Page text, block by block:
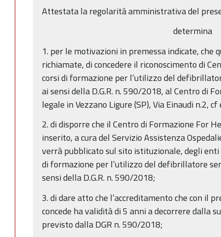
Attestata la regolarità amministrativa del
determina
1. per le motivazioni in premessa indicate, che
richiamate, di concedere il riconoscimento di
corsi di formazione per l’utilizzo del
ai sensi della D.G.R. n. 590/2018, al Centro di
legale in Vezzano Ligure (SP), Via Einaudi n.2,
2. di disporre che il Centro di Formazione For
inserito, a cura del Servizio Assistenza
verrà pubblicato sul sito istituzionale, degli enti
di formazione per l’utilizzo del defibrillatore
sensi della D.G.R. n. 590/2018;
3. di dare atto che l’accreditamento che con il
concede ha validità di 5 anni a decorrere dalla
previsto dalla DGR n. 590/2018;